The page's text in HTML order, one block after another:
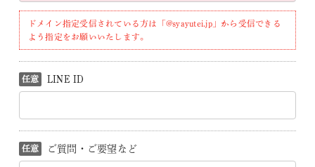
ドメイン指定受信されている方は「@syayutei.jp」から受信できる
よう指定をお願いいたします。
LINE ID
ご質問・ご要望など